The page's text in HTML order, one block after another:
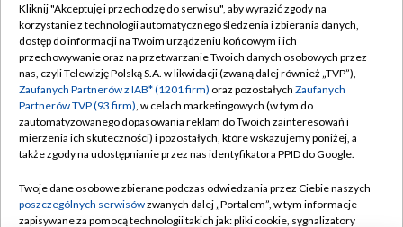
TVP
Abonament TVP
Sklep TVP
Biuro Reklamy
Oferta Handlowa
Emisja w TVP
Regulamin TVP
Polityka prywatności
Moje zgody
Biuro reklamy
Kliknij "Akceptuję i przechodzę do serwisu", aby wyrazić zgody na
korzystanie z technologii automatycznego śledzenia i zbierania danych,
dostęp do informacji na Twoim urządzeniu końcowym i ich
przechowywanie oraz na przetwarzanie Twoich danych osobowych przez
nas, czyli Telewizję Polską S.A. w likwidacji (zwaną dalej również „TVP”),
Zaufanych Partnerów z IAB* (1201 firm) oraz pozostałych Zaufanych
Partnerów TVP (93 firm), w celach marketingowych (w tym do
zautomatyzowanego dopasowania reklam do Twoich zainteresowań i
mierzenia ich skuteczności) i pozostałych, które wskazujemy poniżej, a
także zgody na udostępnianie przez nas identyfikatora PPID do Google.
Twoje dane osobowe zbierane podczas odwiedzania przez Ciebie naszych
poszczególnych serwisówzwanych dalej „Portalem”, w tym informacje
zapisywane za pomocą technologii takich jak: pliki cookie, sygnalizatory